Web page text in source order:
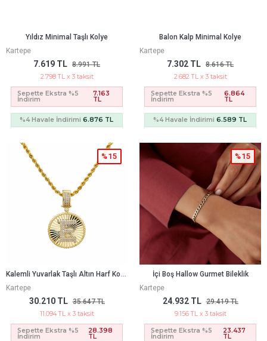
Yıldız Minimal Taşlı Kolye
Kartepe
7.619 TL 8.991 TL
2.798 TL x 3 taksit
Sepette Ekstra %5
İndirim
7.163
TL
%4 Havale İndirimi6.876 TL
Balon Kalp Minimal Kolye
Kartepe
7.302 TL 8.616 TL
2.682 TL x 3 taksit
Sepette Ekstra %5
İndirim
6.864
TL
%4 Havale İndirimi6.589 TL
K
Alemli Yuvarlak Taşlı Altın Harf Kolye Ucu – Özel Tasarım (2,2 × 2 Cm – 0,2 Mm)
Kartepe
30.210 TL 35.647 TL
%15
11.094 TL x 3 taksit
Sepette Ekstra %5
İndirim
28.398
TL
İçi Boş Hallow Gurmet Bileklik
Kartepe
24.932 TL 29.419 TL
%15
9.156 TL x 3 taksit
Sepette Ekstra %5
İndirim
23.437
TL